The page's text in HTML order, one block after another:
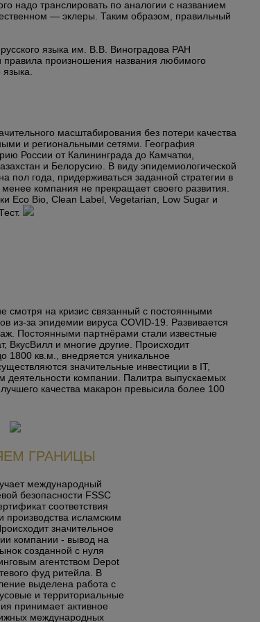
надо транслировать по аналогии с названием
— эклеры. Таким образом, правильный
языка им. В.В. Виноградова РАН
правила произношения названия любимого
масштабирования без потери качества
и региональными сетями. География
России от Калининграда до Камчатки,
и Белорусию. В виду эпидемиологической
пол года, придерживаться заданной стратегии в
компания не прекращает своего развития.
Eco Bio, Clean Label, Vegetarian, Low Sugar и
смотря на кризис связанный с постоянными
из-за эпидемии вируса COVID-19. Развивается
Постоянными партнёрами стали известные
ВкусВилл и многие другие. Происходит
1800 кв.м., внедряется уникальное
значительные инвестиции в IT,
деятельности компании. Палитра выпускаемых
качества макарон превысила более 100
ГРАНИЦЫ
международный
безопасности FSSC
соответствия
производства исламским
значительное
компании - вывод на
созданной с нуля
агентством Depot
фуд ритейла. В
выделена работа с
и территориальные
принимает активное
международных